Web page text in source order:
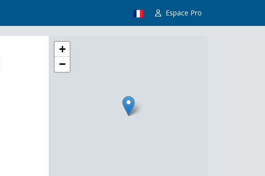
Espace Pro
+
−